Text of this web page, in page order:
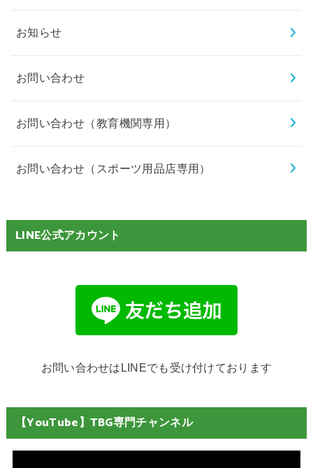
お知らせ
お問い合わせ
お問い合わせ（教育機関専用）
お問い合わせ（スポーツ用品店専用）
LINE公式アカウント
お問い合わせはLINEでも受け付けております
【YouTube】TBG専門チャンネル